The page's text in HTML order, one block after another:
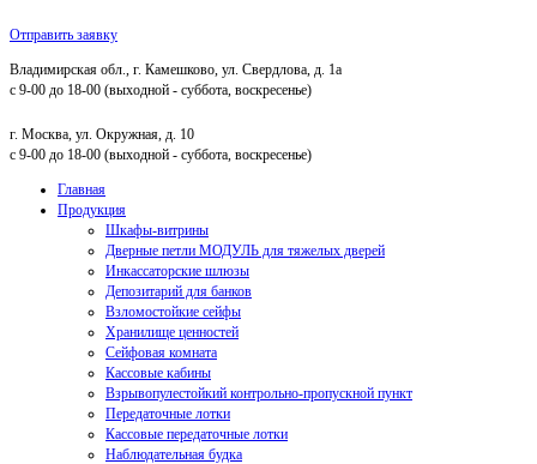
Отправить заявку
Владимирская обл., г. Камешково, ул. Свердлова, д. 1а
с 9-00 до 18-00 (выходной - суббота, воскресенье)
г. Москва, ул. Окружная, д. 10
с 9-00 до 18-00 (выходной - суббота, воскресенье)
Главная
Продукция
Шкафы-витрины
Дверные петли МОДУЛЬ для тяжелых дверей
Инкассаторские шлюзы
Депозитарий для банков
Взломостойкие сейфы
Хранилище ценностей
Сейфовая комната
Кассовые кабины
Взрывопулестойкий контрольно-пропускной пункт
Передаточные лотки
Кассовые передаточные лотки
Наблюдательная будка